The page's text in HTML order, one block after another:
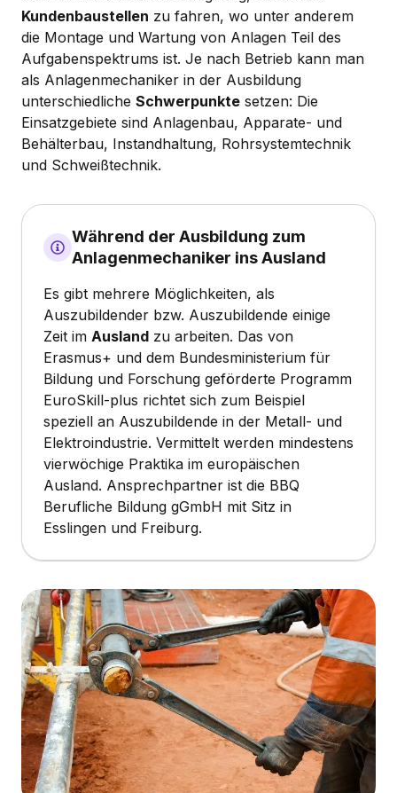
Kundenbaustellen zu fahren, wo unter anderem
die Montage und Wartung von Anlagen Teil des
Aufgabenspektrums ist. Je nach Betrieb kann man
als Anlagenmechaniker in der Ausbildung
unterschiedliche Schwerpunkte setzen: Die
Einsatzgebiete sind Anlagenbau, Apparate- und
Behälterbau, Instandhaltung, Rohrsystemtechnik
und Schweißtechnik.
Während der Ausbildung zum
Anlagenmechaniker ins Ausland
Es gibt mehrere Möglichkeiten, als
Auszubildender bzw. Auszubildende einige
Zeit im Ausland zu arbeiten. Das von
Erasmus+ und dem Bundesministerium für
Bildung und Forschung geförderte Programm
EuroSkill-plus richtet sich zum Beispiel
speziell an Auszubildende in der Metall- und
Elektroindustrie. Vermittelt werden mindestens
vierwöchige Praktika im europäischen
Ausland. Ansprechpartner ist die BBQ
Berufliche Bildung gGmbH mit Sitz in
Esslingen und Freiburg.